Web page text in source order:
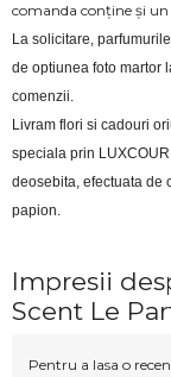
comanda conține și
La solicitare,
de optiunea foto martor
comenzii.
Livram flori si cadouri
speciala prin
deosebita, efectuata de
papion.
Impresii
Scent Le
Pentru a lasa o